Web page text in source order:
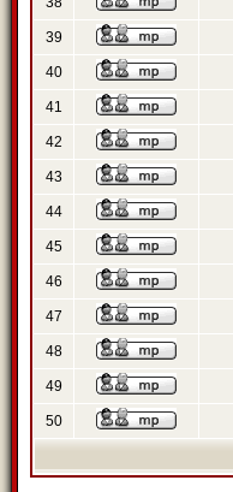
39
40
41
42
43
44
45
46
47
48
49
50